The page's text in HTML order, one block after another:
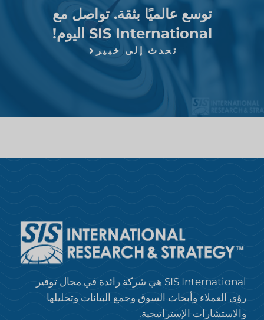
توسع عالميًا بثقة. تواصل مع
SIS International اليوم!
تحدث إلى خبير
SIS International هي شركة رائدة في مجال توفير
رؤى العملاء وأبحاث السوق وجمع البيانات وتحليلها
والاستشارات الإستراتيجية.